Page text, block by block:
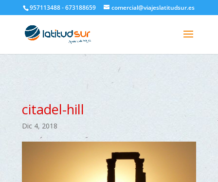
google-site-verification=H6A6AFFbXLQPnewL7da5KWjTFeKytP3gbsCfUlQl-
3k
957113488 - 673188659 comercial@viajeslatitudsur.es
citadel-hill
Dic 4, 2018